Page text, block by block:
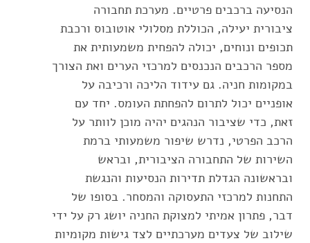
הנסיעה ברכבים פרטיים. מערכת תחבורה
ציבורית יעילה, הכוללת מסלולי אוטובוס ורכבת
תכופים ונוחים, יכולה להפחית משמעותית את
מספר הרכבים הנכנסים למרכזי הערים ואת הצורך
במקומות חניה. גם עידוד הליכה ורכיבה על
אופניים יכול לתרום להפחתת העומס. יחד עם
זאת, כדי שציבור הנהגים יהיה מוכן לוותר על
הרכב הפרטי, נדרש שיפור משמעותי ברמת
השירות של התחבורה הציבורית, ובראש
ובראשונה הגדלת תדירות הנסיעות והנגשת
התחנות למרכזי התעסוקה והמסחר. בסופו של
דבר, פתרון אמיתי למצוקת החניה יושג רק על ידי
שילוב של צעדים מערכתיים לצד גישות מקומיות